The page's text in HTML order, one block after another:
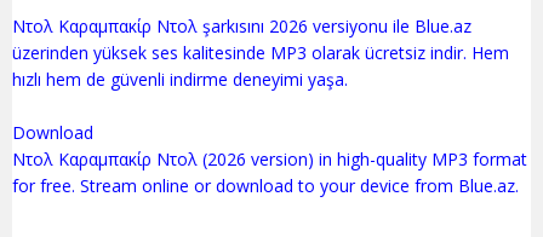
Ντολ Καραμπακίρ Ντολ şarkısını 2026 versiyonu ile Blue.az
üzerinden yüksek ses kalitesinde MP3 olarak ücretsiz indir. Hem
hızlı hem de güvenli indirme deneyimi yaşa.
Download
Ντολ Καραμπακίρ Ντολ (2026 version) in high-quality MP3 format
for free. Stream online or download to your device from Blue.az.